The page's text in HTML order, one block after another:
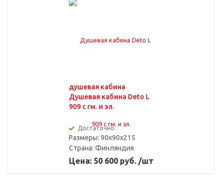
душевая кабина
Душевая кабина Deto L
909 с гм. и эл.
Достаточно
Размеры: 90x90x215
Страна: Финляндия
Цена: 50 600 руб. /шт